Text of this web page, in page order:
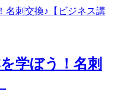
学ぼう！名刺